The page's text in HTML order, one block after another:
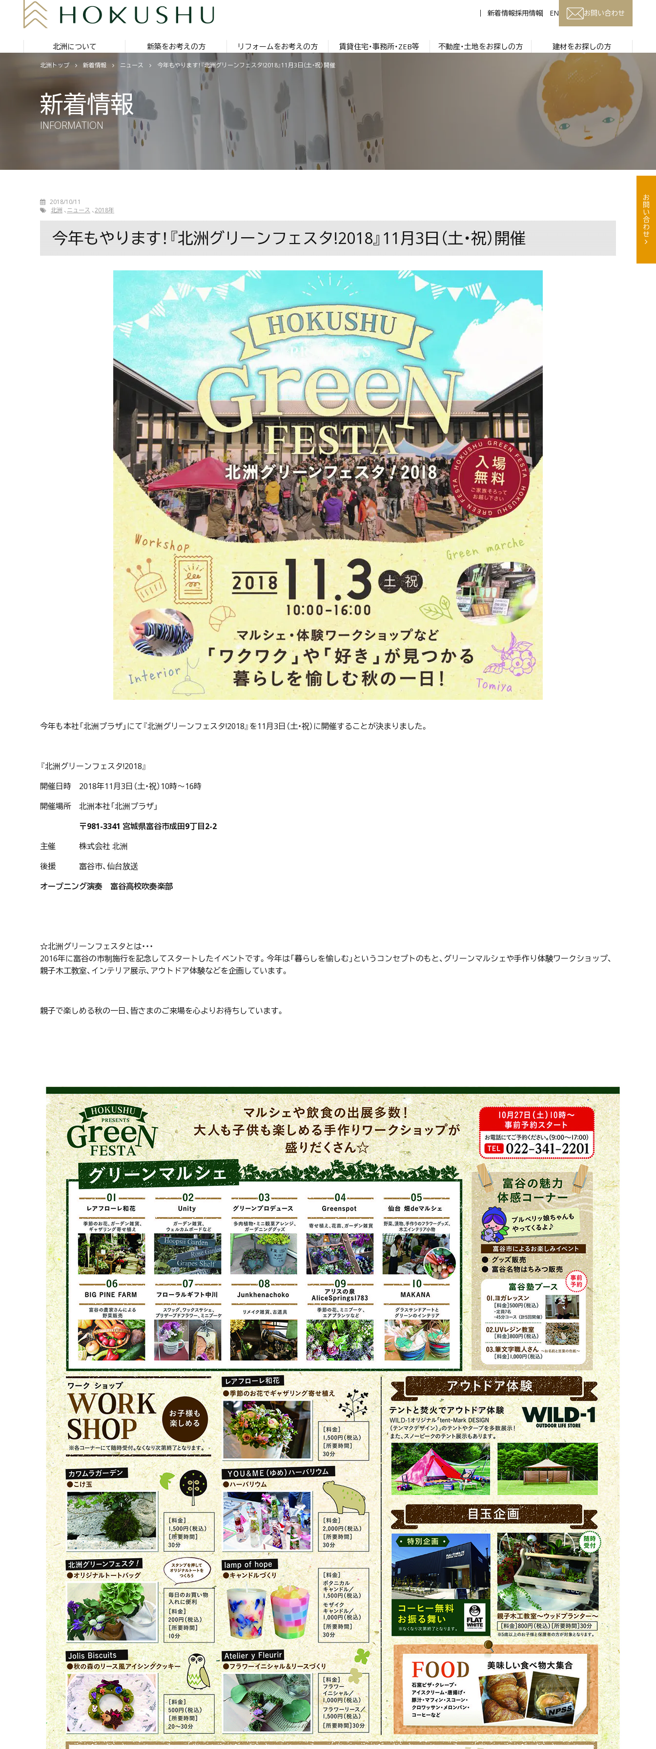
新着情報採用情報 EN お問い合わせ
北洲について 新築をお考えの方 リフォームをお考えの方 賃貸住宅・事務所・ZEB等 不動産・土地をお探しの方 建材をお探しの方
北洲トップ 新着情報 ニュース 今年もやります！『北洲グリーンフェスタ!2018』11月3日（土・祝）開催
新着情報
INFORMATION
2018/10/11
北洲
ニュース 2018年
今年もやります！『北洲グリーンフェスタ!2018』11月3日（土・祝）開催
今年も本社「北洲プラザ」にて『北洲グリーンフェスタ!2018』を11月3日（土・祝）に開催することが決まりました。
『北洲グリーンフェスタ!2018』
開催日時 2018年11月3日（土・祝）10時～16時
開催場所 北洲本社「北洲プラザ」
〒981-3341 宮城県富谷市成田9丁目2-2
主催 株式会社 北洲
後援 富谷市、仙台放送
オープニング演奏 富谷高校吹奏楽部
☆北洲グリーンフェスタとは・・・
2016年に富谷の市制施行を記念してスタートしたイベントです。今年は「暮らしを愉しむ」というコンセプトのもと、グリーンマルシェや手作り体験ワークショップ、
親子木工教室、インテリア展示、アウトドア体験などを企画しています。
親子で楽しめる秋の一日、皆さまのご来場を心よりお待ちしています。
お問い合わせ